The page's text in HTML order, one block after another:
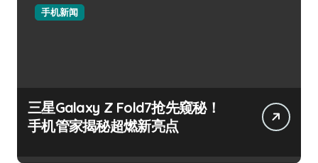
手机新闻
三星Galaxy Z Fold7抢先窥秘！
手机管家揭秘超燃新亮点